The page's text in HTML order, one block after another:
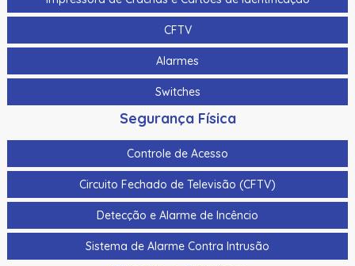
CFTV
Alarmes
Switches
Segurança Física
Controle de Acesso
Circuito Fechado de Televisão (CFTV)
Detecção e Alarme de Incêncio
Sistema de Alarme Contra Intrusão